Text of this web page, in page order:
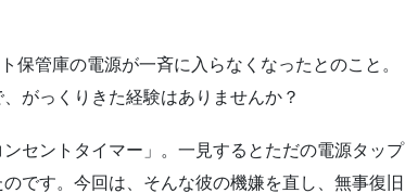
保管庫の電源が一斉に入らなくなったとのこと。
がっくりきた経験はありませんか？
セントタイマー」。一見するとただの電源タップ
です。今回は、そんな彼の機嫌を直し、無事復旧